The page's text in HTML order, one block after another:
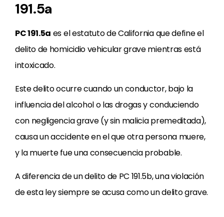
191.5a
PC 191.5a es el estatuto de California que define el
delito de homicidio vehicular grave mientras está
intoxicado.
Este delito ocurre cuando un conductor, bajo la
influencia del alcohol o las drogas y conduciendo
con negligencia grave (y sin malicia premeditada),
causa un accidente en el que otra persona muere,
y la muerte fue una consecuencia probable.
A diferencia de un delito de PC 191.5b, una violación
de esta ley siempre se acusa como un delito grave.